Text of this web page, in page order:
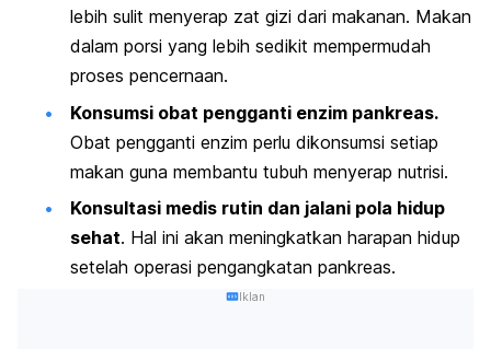
lebih sulit menyerap zat gizi dari makanan. Makan
dalam porsi yang lebih sedikit mempermudah
proses pencernaan.
Konsumsi obat pengganti enzim pankreas.
Obat pengganti enzim perlu dikonsumsi setiap
makan guna membantu tubuh menyerap nutrisi.
Konsultasi medis rutin dan jalani pola hidup
sehat. Hal ini akan meningkatkan harapan hidup
setelah operasi pengangkatan pankreas.
Iklan